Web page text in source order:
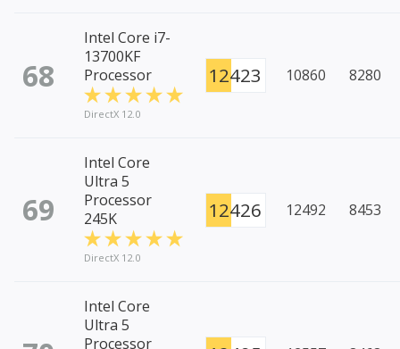
68
Intel Core i7-
13700KF
Processor
DirectX 12.0
12423 10860 8280
69
Intel Core
Ultra 5
Processor
245K
DirectX 12.0
12426 12492 8453
Intel Core
Ultra 5
Processor